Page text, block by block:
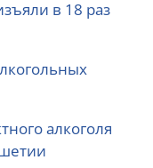
в 18 раз
алкоголя